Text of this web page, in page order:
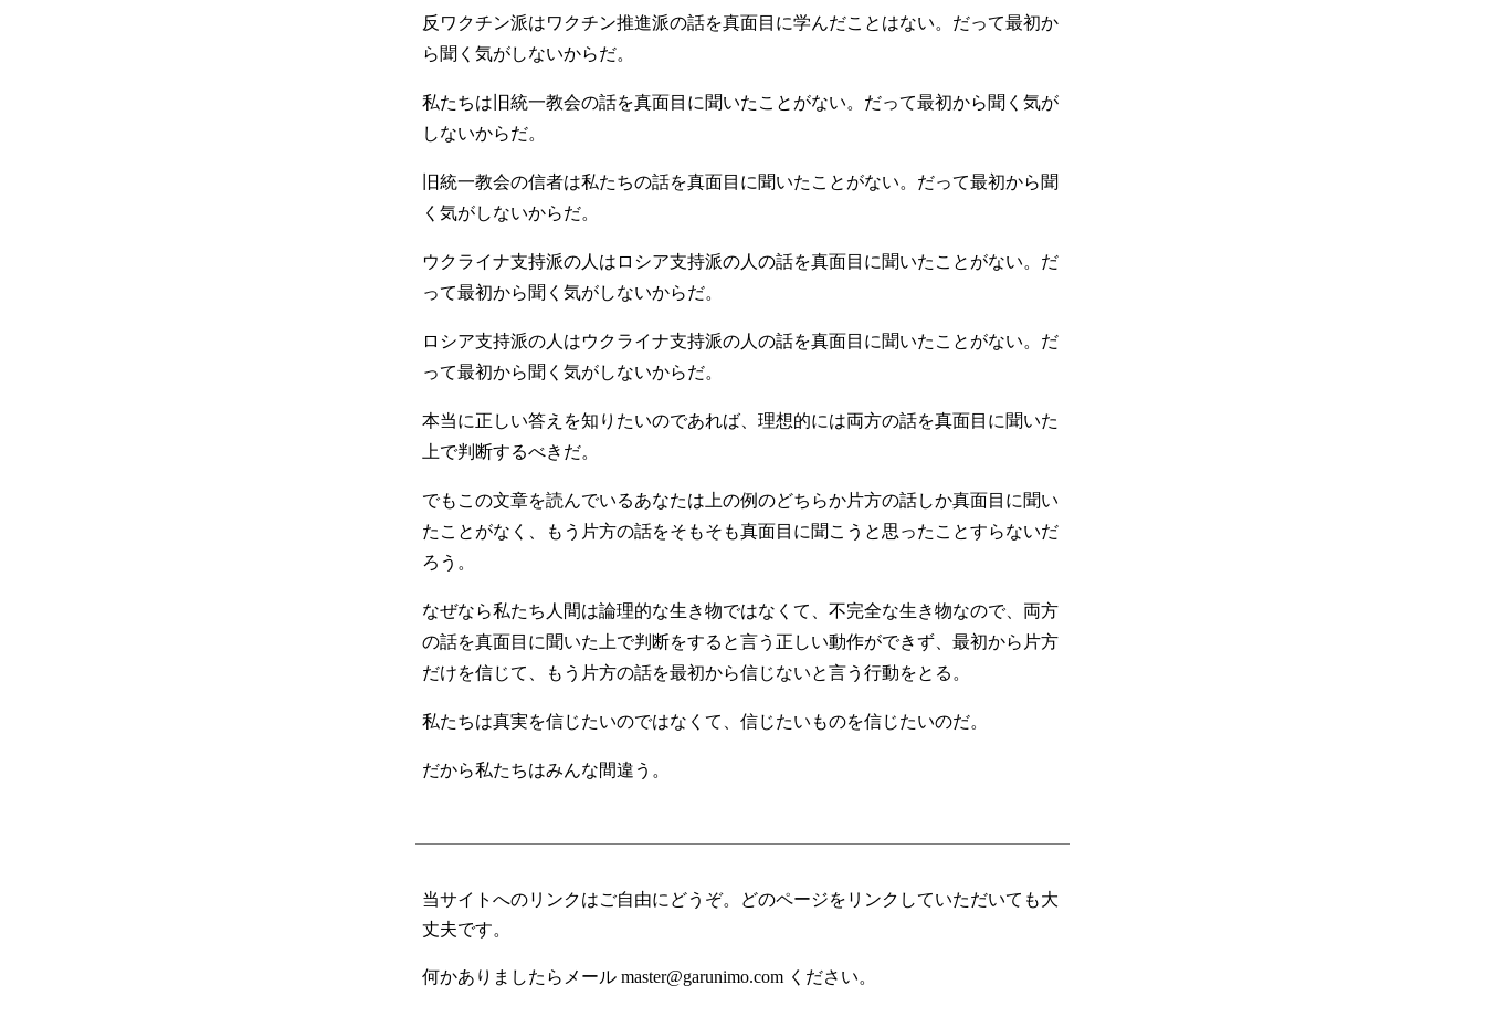
反ワクチン派はワクチン推進派の話を真面目に学んだことはない。だって最初か
ら聞く気がしないからだ。
私たちは旧統一教会の話を真面目に聞いたことがない。だって最初から聞く気が
しないからだ。
旧統一教会の信者は私たちの話を真面目に聞いたことがない。だって最初から聞
く気がしないからだ。
ウクライナ支持派の人はロシア支持派の人の話を真面目に聞いたことがない。だ
って最初から聞く気がしないからだ。
ロシア支持派の人はウクライナ支持派の人の話を真面目に聞いたことがない。だ
って最初から聞く気がしないからだ。
本当に正しい答えを知りたいのであれば、理想的には両方の話を真面目に聞いた
上で判断するべきだ。
でもこの文章を読んでいるあなたは上の例のどちらか片方の話しか真面目に聞い
たことがなく、もう片方の話をそもそも真面目に聞こうと思ったことすらないだ
ろう。
なぜなら私たち人間は論理的な生き物ではなくて、不完全な生き物なので、両方
の話を真面目に聞いた上で判断をすると言う正しい動作ができず、最初から片方
だけを信じて、もう片方の話を最初から信じないと言う行動をとる。
私たちは真実を信じたいのではなくて、信じたいものを信じたいのだ。
だから私たちはみんな間違う。
当サイトへのリンクはご自由にどうぞ。どのページをリンクしていただいても大
丈夫です。
何かありましたらメール master@garunimo.com ください。